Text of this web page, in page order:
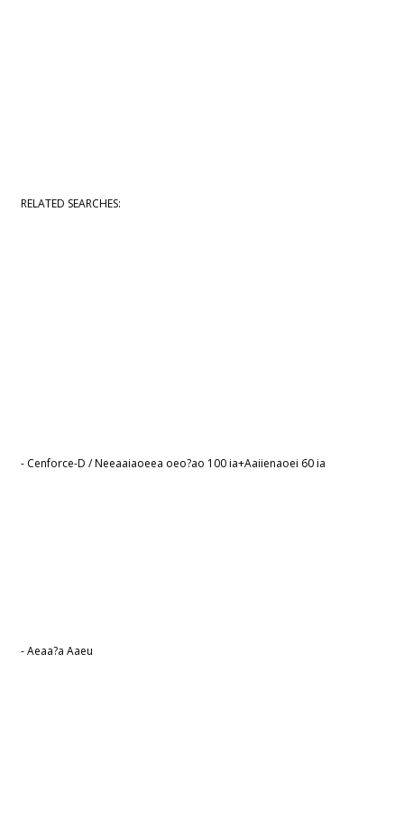
RELATED SEARCHES:
- Cenforce-D / Neeaaiaoeea oeo?ao 100 ia+Aaiienaoei 60 ia
- Aeaa?a Aaeu